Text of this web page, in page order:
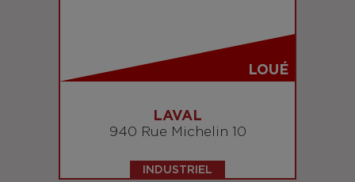
LOUÉ
LAVAL
940 Rue Michelin 10
INDUSTRIEL